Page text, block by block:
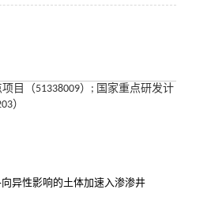
目（51338009）; 国家重点研发计
）